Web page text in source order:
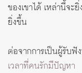
ของเขาได้ เหล่านี้จ
ยิ่งขึ้น
ต่อจากการเป็นผู้รับ
เวลาที่คนรักมีปัญหา